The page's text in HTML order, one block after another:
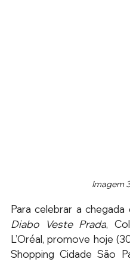
Imagem
Para celebrar a
Diabo Veste Prada,
L’Oréal, promove hoje
Shopping Cidade São